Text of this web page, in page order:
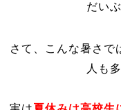
だい
さて、こんな暑さで
人も